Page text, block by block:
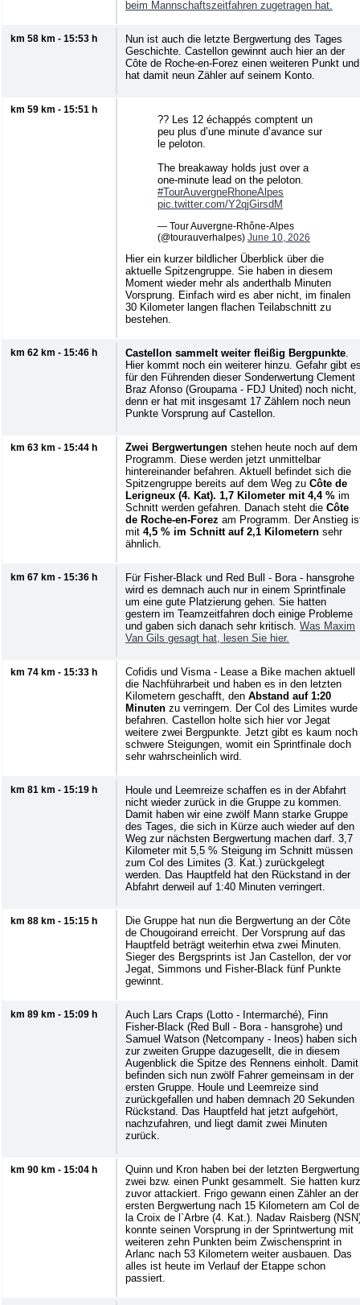
beim Mannschaftszeitfahren zugetragen hat.
km 58 km - 15:53 h
Nun ist auch die letzte Bergwertung des Tages
Geschichte. Castellon gewinnt auch hier an der
Côte de Roche-en-Forez einen weiteren Punkt und
hat damit neun Zähler auf seinem Konto.
km 59 km - 15:51 h
?? Les 12 échappés comptent un
peu plus d’une minute d’avance sur
le peloton.
The breakaway holds just over a
one-minute lead on the peloton.
#TourAuvergneRhoneAlpes
pic.twitter.com/Y2qjGirsdM
— Tour Auvergne-Rhône-Alpes
(@tourauverhalpes) June 10, 2026
Hier ein kurzer bildlicher Überblick über die
aktuelle Spitzengruppe. Sie haben in diesem
Moment wieder mehr als anderthalb Minuten
Vorsprung. Einfach wird es aber nicht, im finalen
30 Kilometer langen flachen Teilabschnitt zu
bestehen.
km 62 km - 15:46 h Castellon sammelt weiter fleißig Bergpunkte.
Hier kommt noch ein weiterer hinzu. Gefahr gibt
für den Führenden dieser Sonderwertung Clement
Braz Afonso (Groupama - FDJ United) noch nicht,
denn er hat mit insgesamt 17 Zählern noch neun
Punkte Vorsprung auf Castellon.
km 63 km - 15:44 h Zwei Bergwertungen stehen heute noch auf dem
Programm. Diese werden jetzt unmittelbar
hintereinander befahren. Aktuell befindet sich die
Spitzengruppe bereits auf dem Weg zu Côte de
Lerigneux (4. Kat). 1,7 Kilometer mit 4,4 % im
Schnitt werden gefahren. Danach steht die Côte
de Roche-en-Forez am Programm. Der Anstieg
mit 4,5 % im Schnitt auf 2,1 Kilometern sehr
ähnlich.
km 67 km - 15:36 h
Für Fisher-Black und Red Bull - Bora - hansgrohe
wird es demnach auch nur in einem Sprintfinale
um eine gute Platzierung gehen. Sie hatten
gestern im Teamzeitfahren doch einige Probleme
und gaben sich danach sehr kritisch. Was Maxim
Van Gils gesagt hat, lesen Sie hier.
km 74 km - 15:33 h
Cofidis und Visma - Lease a Bike machen aktuell
die Nachführarbeit und haben es in den letzten
Kilometern geschafft, den Abstand auf 1:20
Minuten zu verringern. Der Col des Limites wurde
befahren. Castellon holte sich hier vor Jegat
weitere zwei Bergpunkte. Jetzt gibt es kaum noch
schwere Steigungen, womit ein Sprintfinale doch
sehr wahrscheinlich wird.
km 81 km - 15:19 h
Houle und Leemreize schaffen es in der Abfahrt
nicht wieder zurück in die Gruppe zu kommen.
Damit haben wir eine zwölf Mann starke Gruppe
des Tages, die sich in Kürze auch wieder auf den
Weg zur nächsten Bergwertung machen darf. 3,7
Kilometer mit 5,5 % Steigung im Schnitt müssen
zum Col des Limites (3. Kat.) zurückgelegt
werden. Das Hauptfeld hat den Rückstand in der
Abfahrt derweil auf 1:40 Minuten verringert.
km 88 km - 15:15 h
Die Gruppe hat nun die Bergwertung an der Côte
de Chougoirand erreicht. Der Vorsprung auf das
Hauptfeld beträgt weiterhin etwa zwei Minuten.
Sieger des Bergsprints ist Jan Castellon, der vor
Jegat, Simmons und Fisher-Black fünf Punkte
gewinnt.
km 89 km - 15:09 h
Auch Lars Craps (Lotto - Intermarché), Finn
Fisher-Black (Red Bull - Bora - hansgrohe) und
Samuel Watson (Netcompany - Ineos) haben sich
zur zweiten Gruppe dazugesellt, die in diesem
Augenblick die Spitze des Rennens einholt. Damit
befinden sich nun zwölf Fahrer gemeinsam in der
ersten Gruppe. Houle und Leemreize sind
zurückgefallen und haben demnach 20 Sekunden
Rückstand. Das Hauptfeld hat jetzt aufgehört,
nachzufahren, und liegt damit zwei Minuten
zurück.
km 90 km - 15:04 h
Quinn und Kron haben bei der letzten Bergwertung
zwei bzw. einen Punkt gesammelt. Sie hatten kurz
zuvor attackiert. Frigo gewann einen Zähler an der
ersten Bergwertung nach 15 Kilometern am Col de
la Croix de l`Arbre (4. Kat.). Nadav Raisberg
konnte seinen Vorsprung in der Sprintwertung mit
weiteren zehn Punkten beim Zwischensprint in
Arlanc nach 53 Kilometern weiter ausbauen. Das
alles ist heute im Verlauf der Etappe schon
passiert.